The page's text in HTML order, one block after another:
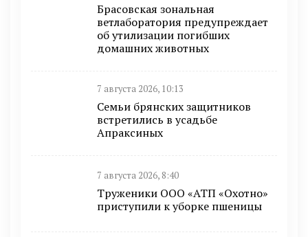
Брасовская зональная
ветлаборатория предупреждает
об утилизации погибших
домашних животных
7 августа 2026, 10:13
Семьи брянских защитников
встретились в усадьбе
Апраксиных
7 августа 2026, 8:40
Труженики ООО «АТП «Охотно»
приступили к уборке пшеницы